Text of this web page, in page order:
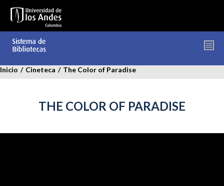
contenido
Inicio / Cineteca / The Color of Paradise
THE COLOR OF PARADISE